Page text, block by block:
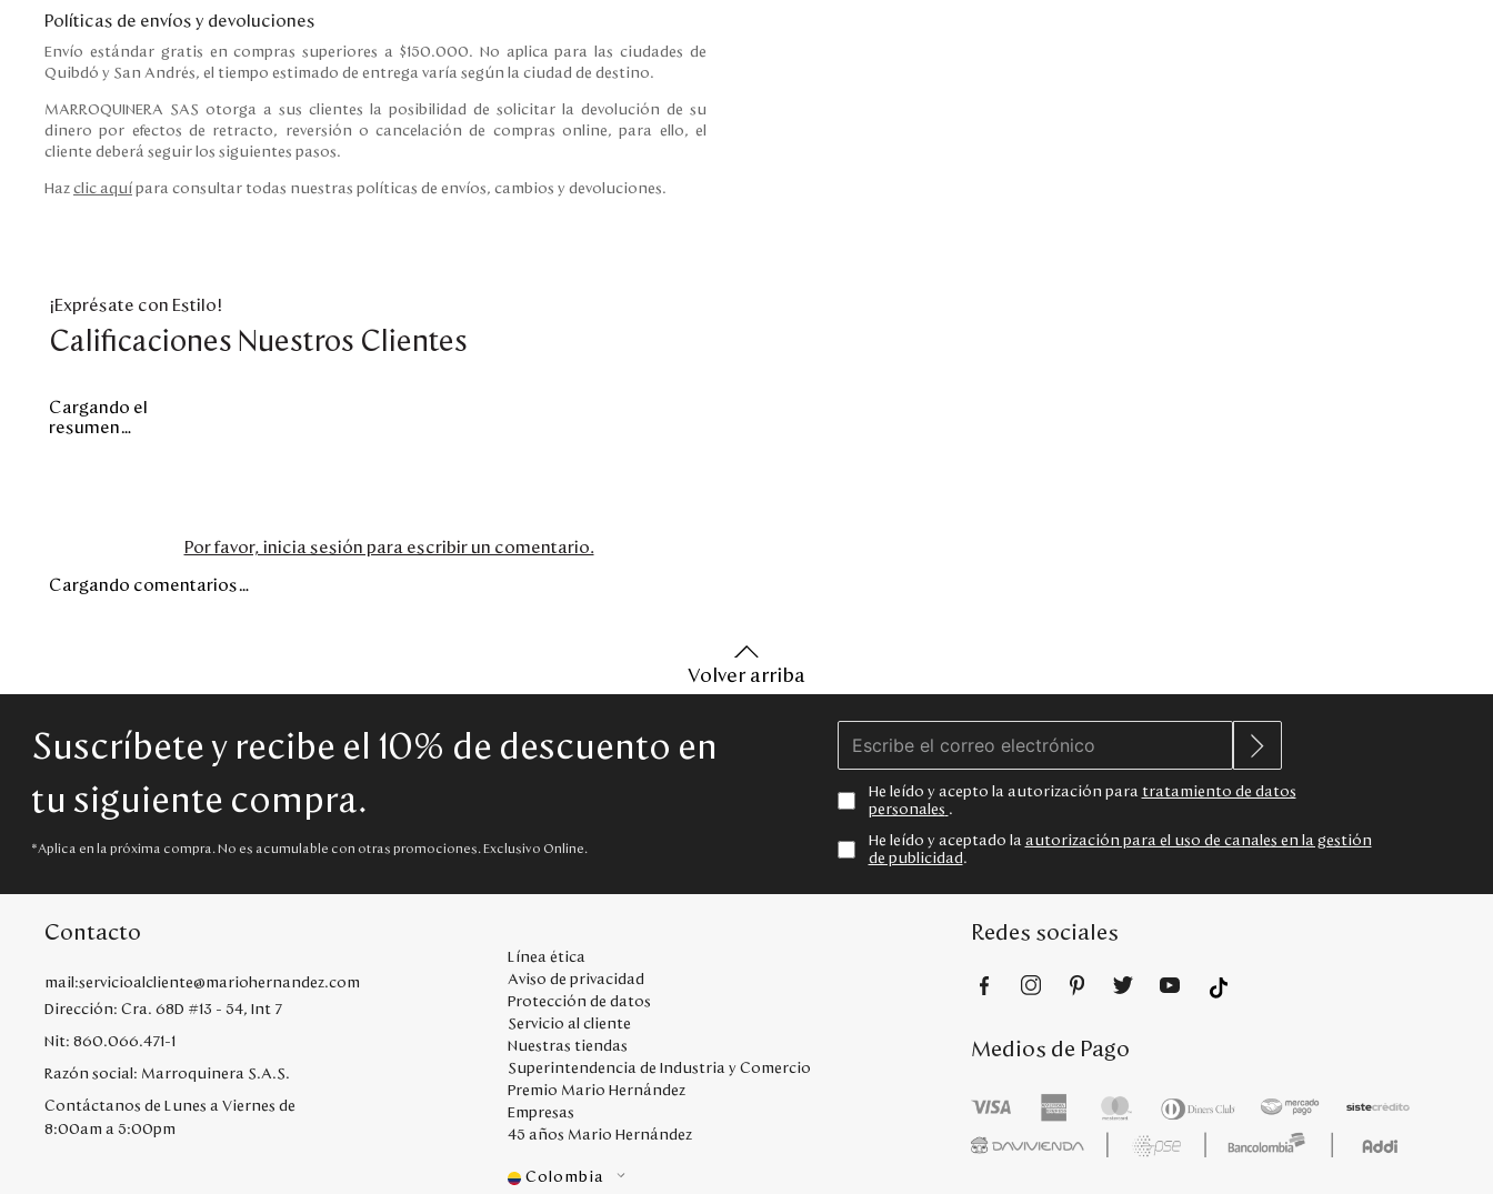
Políticas de envíos y devoluciones
Envío estándar gratis en compras superiores a $150.000. No aplica para las ciudades de
Quibdó y San Andrés, el tiempo estimado de entrega varía según la ciudad de destino.
MARROQUINERA SAS otorga a sus clientes la posibilidad de solicitar la devolución de su
dinero por efectos de retracto, reversión o cancelación de compras online, para ello, el
cliente deberá seguir los siguientes pasos.
Haz clic aquí para consultar todas nuestras políticas de envíos, cambios y devoluciones.
¡Exprésate con Estilo!
Calificaciones Nuestros Clientes
Cargando el
resumen…
Por favor, inicia sesión para escribir un comentario.
Cargando comentarios…
Volver arriba
Suscríbete y recibe el 10% de descuento en
tu siguiente compra.
*Aplica en la próxima compra. No es acumulable con otras promociones. Exclusivo Online.
He leído y acepto la autorización para tratamiento de datos
personales .
He leído y aceptado la autorización para el uso de canales en la gestión
de publicidad .
Contacto
mail:servicioalcliente@mariohernandez.com
Dirección: Cra. 68D #13 - 54, Int 7
Nit: 860.066.471-1
Razón social: Marroquinera S.A.S.
Contáctanos de Lunes a Viernes de
8:00am a 5:00pm
Línea ética
Aviso de privacidad
Protección de datos
Servicio al cliente
Nuestras tiendas
Superintendencia de Industria y Comercio
Premio Mario Hernández
Empresas
45 años Mario Hernández
Colombia
Redes sociales
Medios de Pago